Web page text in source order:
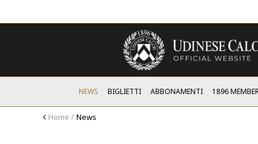
NEWS BIGLIETTI ABBONAMENTI 1896
Home News